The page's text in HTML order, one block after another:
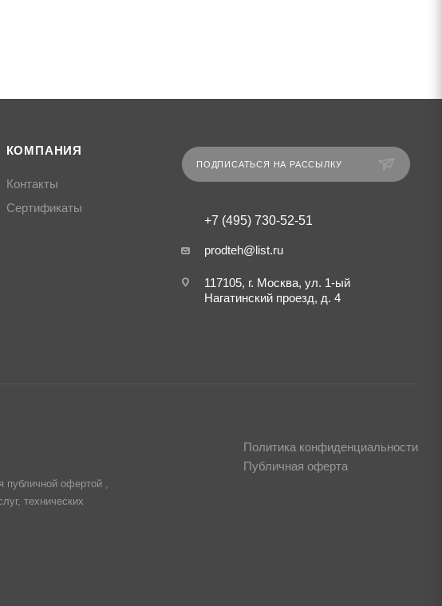
КОМПАНИЯ
Контакты
Сертификаты
ПОДПИСАТЬСЯ НА РАССЫЛКУ
+7 (495) 730-52-51
prodteh@list.ru
117105, г. Москва, ул. 1-ый
Нагатинский проезд, д. 4
Политика конфиденциальности
Публичная оферта
публичной офертой ,
технических